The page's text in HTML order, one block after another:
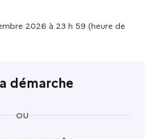
2026 à 23 h 59 (heure de
démarche
OU